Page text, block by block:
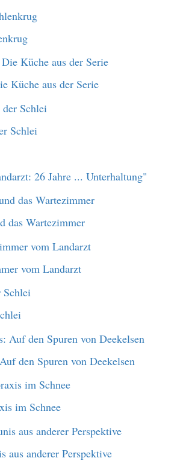
Küche aus der Serie
Schlei
26 Jahre ... Unterhaltung"
das Wartezimmer
vom Landarzt
den Spuren von Deekelsen
im Schnee
aus anderer Perspektive